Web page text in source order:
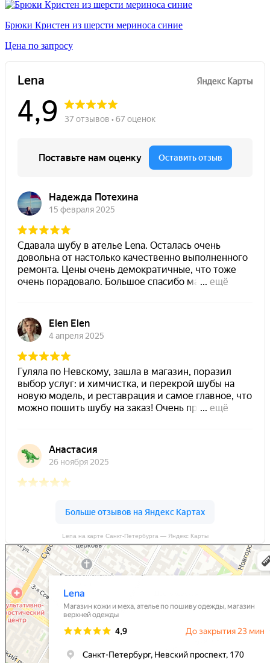
Брюки Кристен из шерсти мериноса синие
Цена по запросу
Lena на карте Санкт‑Петербурга — Яндекс Карты